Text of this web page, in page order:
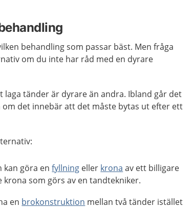
behandling som passar bäst. Men fråga
om du inte har råd med en dyrare
laga tänder är dyrare än andra. Ibland går det
det innebär att det måste bytas ut efter ett
kan göra enfyllning eller krona av ett billigare
som görs av en tandtekniker.
en brokonstruktion mellan två tänder istället